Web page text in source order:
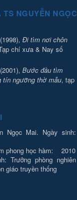
NGUYỄN NGỌC
Đi tìm nơi chôn
chí xưa & Nay số
Bước đầu tìm
tín ngưỡng thờ mẫu, tạp
Mai. Ngày sinh:
phong học hàm: 2010
Trưởng phòng nghiên
giáo truyền thống